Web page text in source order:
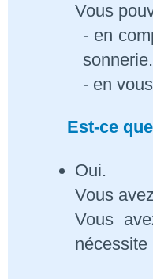
Vous
- en
sonnerie.
- en
Est-ce
Oui.
Vous
Vous
nécessite